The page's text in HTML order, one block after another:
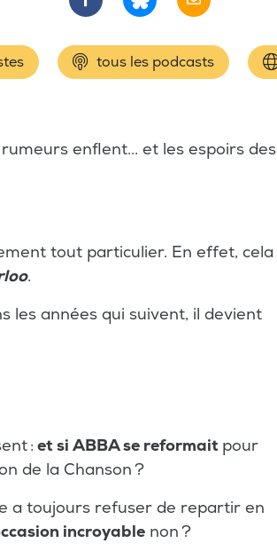
tous les podcasts
rumeurs enflent... et les espoirs des
tout particulier. En effet, cela
.
les années qui suivent, il devient
: et si ABBA se reformait pour
de la Chanson ?
a toujours refuser de repartir en
incroyable non ?